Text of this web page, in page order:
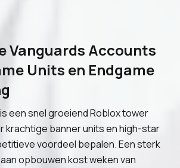
Vanguards Accounts
Units en Endgame
een snel groeiend Roblox tower
krachtige banner units en high-star
voordeel bepalen. Een sterk
opbouwen kost weken van